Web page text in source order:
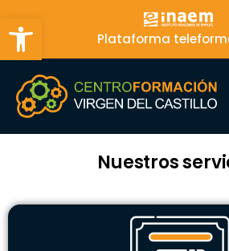
Abrir barra de
Plataforma
Nuestros